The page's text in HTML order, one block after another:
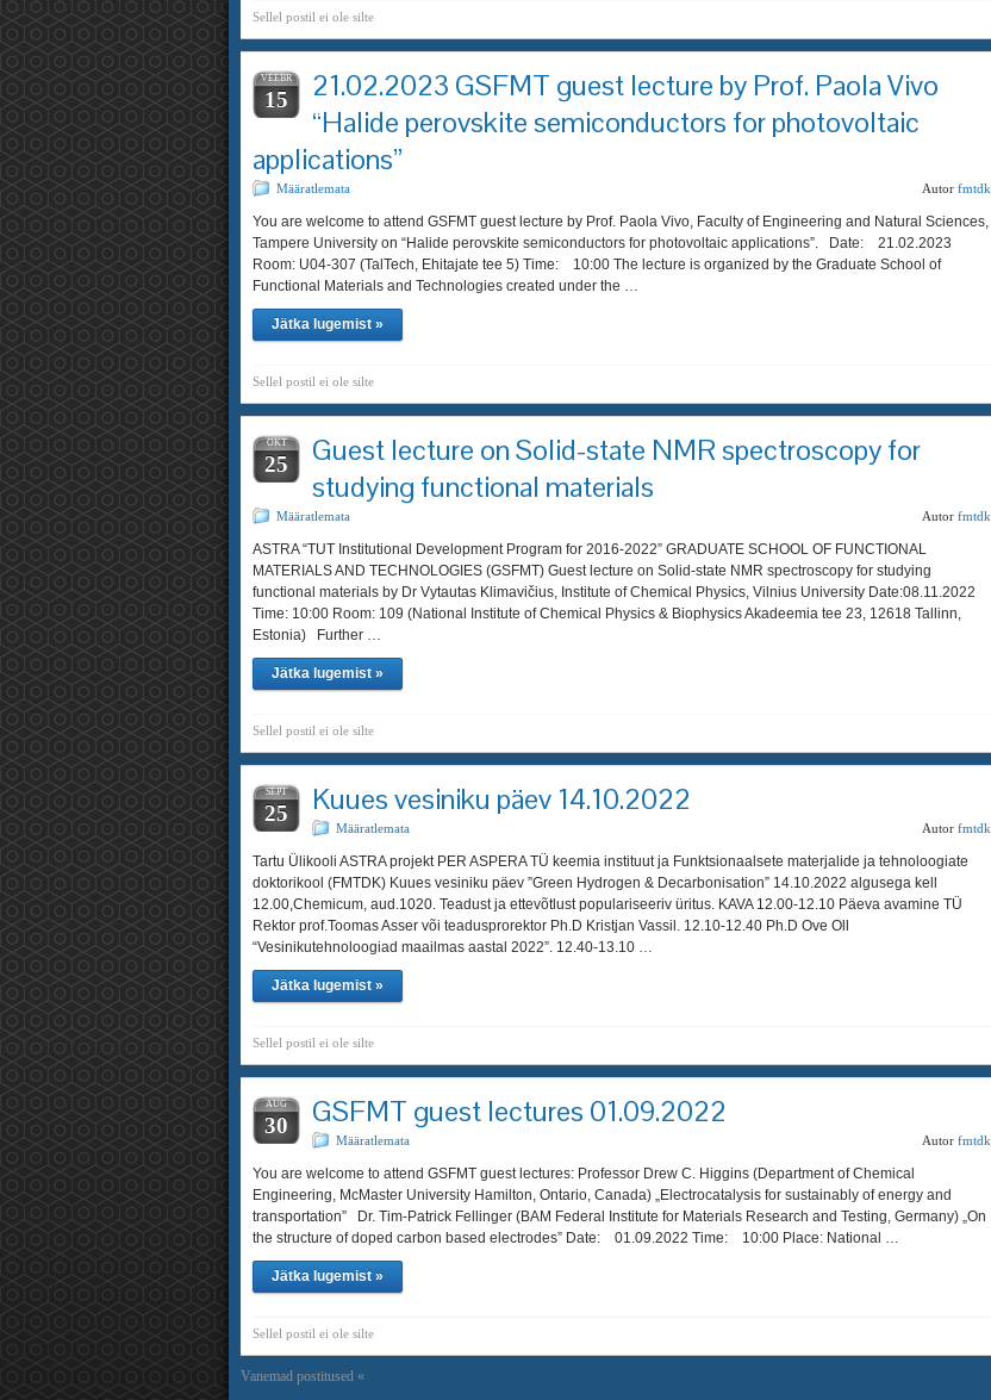
Sellel postil ei ole silte
VEEBR
15
21.02.2023 GSFMT guest lecture by Prof. Paola Vivo
“Halide perovskite semiconductors for photovoltaic
applications”
Määratlemata Autor fmtdk
You are welcome to attend GSFMT guest lecture by Prof. Paola Vivo, Faculty of Engineering and Natural Sciences,
Tampere University on “Halide perovskite semiconductors for photovoltaic applications”. Date: 21.02.2023
Room: U04-307 (TalTech, Ehitajate tee 5) Time: 10:00 The lecture is organized by the Graduate School of
Functional Materials and Technologies created under the …
Jätka lugemist »
Sellel postil ei ole silte
OKT
25
Guest lecture on Solid-state NMR spectroscopy for
studying functional materials
Määratlemata Autor fmtdk
ASTRA “TUT Institutional Development Program for 2016-2022” GRADUATE SCHOOL OF FUNCTIONAL
MATERIALS AND TECHNOLOGIES (GSFMT) Guest lecture on Solid-state NMR spectroscopy for studying
functional materials by Dr Vytautas Klimavičius, Institute of Chemical Physics, Vilnius University Date:08.11.2022
Time: 10:00 Room: 109 (National Institute of Chemical Physics & Biophysics Akadeemia tee 23, 12618 Tallinn,
Estonia) Further …
Jätka lugemist »
Sellel postil ei ole silte
SEPT
25 Kuues vesiniku päev 14.10.2022
Määratlemata Autor fmtdk
Tartu Ülikooli ASTRA projekt PER ASPERA TÜ keemia instituut ja Funktsionaalsete materjalide ja tehnoloogiate
doktorikool (FMTDK) Kuues vesiniku päev ”Green Hydrogen & Decarbonisation” 14.10.2022 algusega kell
12.00,Chemicum, aud.1020. Teadust ja ettevõtlust populariseeriv üritus. KAVA 12.00-12.10 Päeva avamine TÜ
Rektor prof.Toomas Asser või teadusprorektor Ph.D Kristjan Vassil. 12.10-12.40 Ph.D Ove Oll
“Vesinikutehnoloogiad maailmas aastal 2022”. 12.40-13.10 …
Jätka lugemist »
Sellel postil ei ole silte
AUG
30 GSFMT guest lectures 01.09.2022
Määratlemata Autor fmtdk
You are welcome to attend GSFMT guest lectures: Professor Drew C. Higgins (Department of Chemical
Engineering, McMaster University Hamilton, Ontario, Canada) „Electrocatalysis for sustainably of energy and
transportation” Dr. Tim-Patrick Fellinger (BAM Federal Institute for Materials Research and Testing, Germany) „On
the structure of doped carbon based electrodes” Date: 01.09.2022 Time: 10:00 Place: National …
Jätka lugemist »
Sellel postil ei ole silte
Vanemad postitused «